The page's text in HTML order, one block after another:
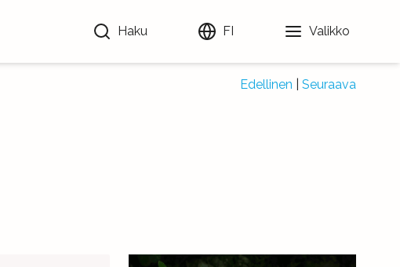
Haku FI Valikko
Edellinen Seuraava